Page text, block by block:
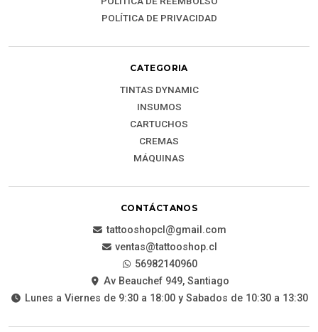
POLÍTICA DE PRIVACIDAD
CATEGORIA
TINTAS DYNAMIC
INSUMOS
CARTUCHOS
CREMAS
MÁQUINAS
CONTÁCTANOS
tattooshopcl@gmail.com
ventas@tattooshop.cl
56982140960
Av Beauchef 949, Santiago
Lunes a Viernes de 9:30 a 18:00 y Sabados de 10:30 a 13:30